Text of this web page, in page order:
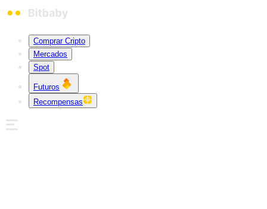
Comprar Cripto
Mercados
Spot
Futuros
Recompensas